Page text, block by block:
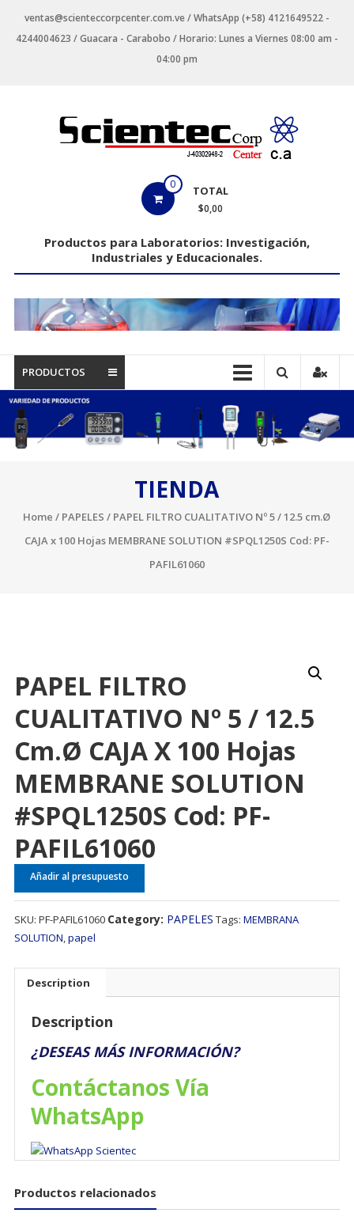
contenido
ventas@scienteccorpcenter.com.ve / WhatsApp (+58) 4121649522 -
4244004623 / Guacara - Carabobo / Horario: Lunes a Viernes 08:00 am -
04:00 pm
Laboratorios
Industriales
y
Educacionales.
0 TOTAL
$0,00
Productos para Laboratorios: Investigación,
Industriales y Educacionales.
PRODUCTOS
TIENDA
Home / PAPELES / PAPEL FILTRO CUALITATIVO Nº 5 / 12.5 cm.Ø
CAJA x 100 Hojas MEMBRANE SOLUTION #SPQL1250S Cod: PF-
PAFIL61060
PAPEL FILTRO
CUALITATIVO Nº 5 / 12.5
Cm.Ø CAJA X 100 Hojas
MEMBRANE SOLUTION
#SPQL1250S Cod: PF-
PAFIL61060
Añadir al presupuesto
SKU: PF-PAFIL61060 Category: PAPELES Tags: MEMBRANA
SOLUTION,papel
Description
Description
¿DESEAS MÁS INFORMACIÓN?
Contáctanos Vía
WhatsApp
Productos relacionados